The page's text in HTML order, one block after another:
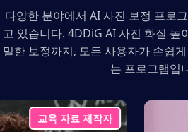
다양한 분야에서 AI 사진 보정 프로
고 있습니다. 4DDiG AI 사진 화질 높
밀한 보정까지, 모든 사용자가 손쉽
는 프로그램입
SNS 인플루언서